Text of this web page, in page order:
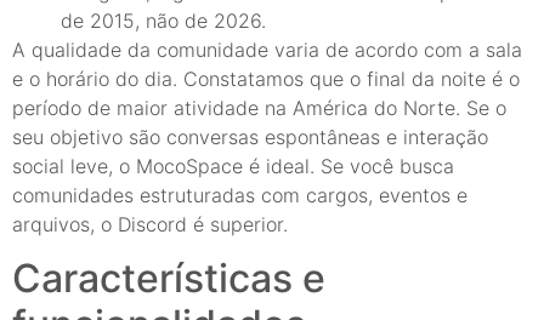
de 2015, não de 2026.
A qualidade da comunidade varia de acordo com a sala
e o horário do dia. Constatamos que o final da noite é o
período de maior atividade na América do Norte. Se o
seu objetivo são conversas espontâneas e interação
social leve, o MocoSpace é ideal. Se você busca
comunidades estruturadas com cargos, eventos e
arquivos, o Discord é superior.
Características e